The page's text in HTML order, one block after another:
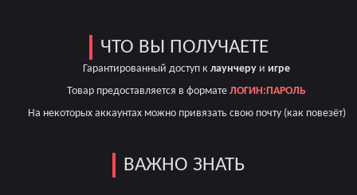
ЧТО ВЫ ПОЛУЧАЕТЕ
Гарантированный доступ к лаунчеру и игре
Товар предоставляется в формате ЛОГИН:ПАРОЛЬ
На некоторых аккаунтах можно привязать свою почту (как повезёт)
ВАЖНО ЗНАТЬ